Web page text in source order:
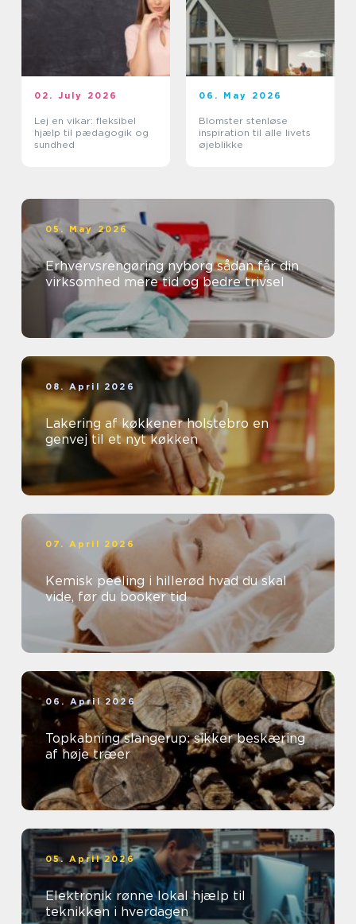
02. July 2026
Lej en vikar: fleksibel
hjælp til pædagogik og
sundhed
06. May 2026
Blomster stenløse
inspiration til alle livets
øjeblikke
05. May 2026
Erhvervsrengøring nyborg sådan får din
virksomhed mere tid og bedre trivsel
08. April 2026
Lakering af køkkener holstebro en
genvej til et nyt køkken
07. April 2026
Kemisk peeling i hillerød hvad du skal
vide, før du booker tid
06. April 2026
Topkabning slangerup: sikker beskæring
af høje træer
05. April 2026
Elektronik rønne lokal hjælp til
teknikken i hverdagen